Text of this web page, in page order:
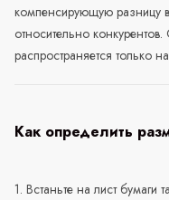
компенсирующую разницу
относительно
распространяется только
Как определить
1. Встаньте на лист бумаги